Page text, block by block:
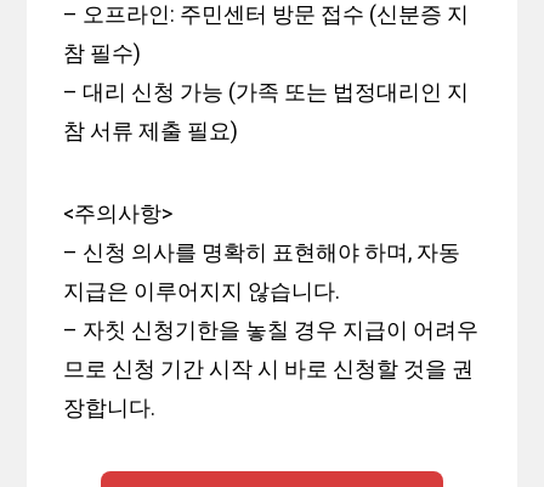
– 오프라인: 주민센터 방문 접수 (신분증 지
참 필수)
– 대리 신청 가능 (가족 또는 법정대리인 지
참 서류 제출 필요)
<주의사항>
– 신청 의사를 명확히 표현해야 하며, 자동
지급은 이루어지지 않습니다.
– 자칫 신청기한을 놓칠 경우 지급이 어려우
므로 신청 기간 시작 시 바로 신청할 것을 권
장합니다.